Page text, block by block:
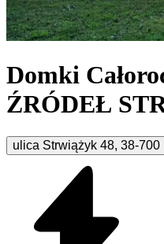
Domki
ŹRÓDEŁ
Ustrzyki
ulica Strwiążyk 48, 38-700